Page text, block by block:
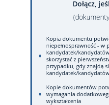
Dołącz,
Kopia dokumentu
niepełnosprawność - w
kandydatek/
skorzystać z
przypadku, gdy znajdą
kandydatek/
Kopie dokumentów
wymagania
wykształcenia